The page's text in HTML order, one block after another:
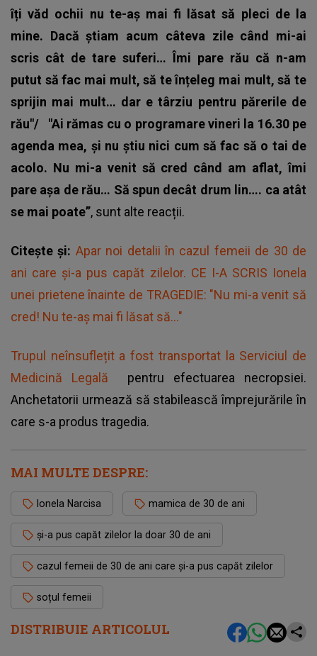
DISTRIBUIE ARTICOLUL
îți văd ochii nu te-aș mai fi lăsat să pleci de la
mine. Dacă știam acum câteva zile când mi-ai
scris cât de tare suferi… Îmi pare rău că n-am
putut să fac mai mult, să te înțeleg mai mult, să te
sprijin mai mult… dar e târziu pentru părerile de
rău"/
"Ai rămas cu o programare vineri la 16.30 pe
agenda mea, și nu știu nici cum să fac să o tai de
acolo. Nu mi-a venit să cred când am aflat, îmi
pare așa de rău… Să spun decât drum lin…. ca atât
se mai poate”, sunt alte reacții.
Citește și: Apar noi detalii în cazul femeii de 30 de
ani care și-a pus capăt zilelor. CE I-A SCRIS Ionela
unei prietene înainte de TRAGEDIE: "Nu mi-a venit să
cred! Nu te-aș mai fi lăsat să..."
Trupul neînsuflețit a fost transportat la Serviciul de
Medicină Legală
pentru efectuarea necropsiei.
Anchetatorii urmează să stabilească împrejurările în
care s-a produs tragedia.
MAI MULTE DESPRE:
Ionela Narcisa mamica de 30 de ani
și-a pus capăt zilelor la doar 30 de ani
cazul femeii de 30 de ani care și-a pus capăt zilelor
soțul femeii